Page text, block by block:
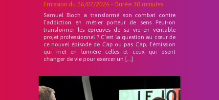
Emission du 16/07/2026 - Durée 30 minutes
Samuel Bloch a transformé son combat contre
l’addiction en métier porteur de sens Peut-on
transformer les épreuves de sa vie en véritable
projet professionnel ? C’est la question au cœur de
ce nouvel épisode de Cap ou pas Cap, l’émission
qui met en lumière celles et ceux qui osent
changer de vie pour exercer un […]